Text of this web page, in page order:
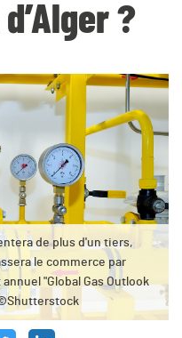
?
de plus d'un tiers,
le commerce par
"Global Gas Outlook
©Shutterstock